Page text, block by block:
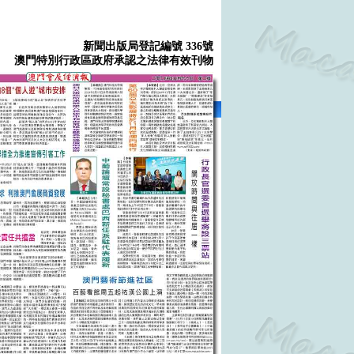
新聞出版局登記編號 336號
澳門特別行政區政府承認之法律有效刊物